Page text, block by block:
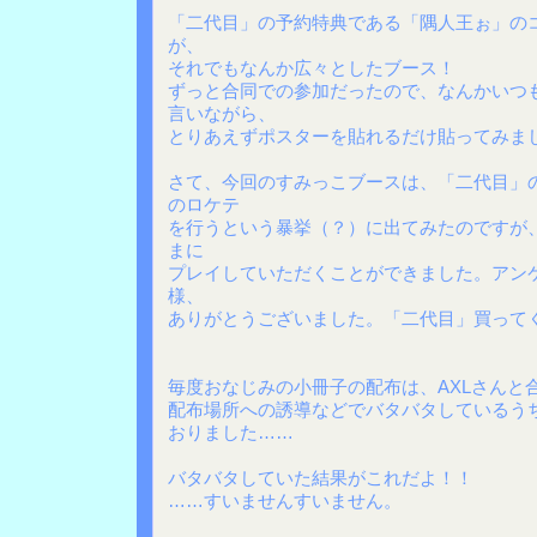
「二代目」の予約特典である「隅人王ぉ」
が、
それでもなんか広々としたブース！
ずっと合同での参加だったので、なんかいつ
言いながら、
とりあえずポスターを貼れるだけ貼ってみま
さて、今回のすみっこブースは、「二代目
のロケテ
を行うという暴挙（？）に出てみたのです
まに
プレイしていただくことができました。アン
様、
ありがとうございました。「二代目」買っ
毎度おなじみの小冊子の配布は、AXLさん
配布場所への誘導などでバタバタしているう
おりました……
バタバタしていた結果がこれだよ！！
……すいませんすいません。